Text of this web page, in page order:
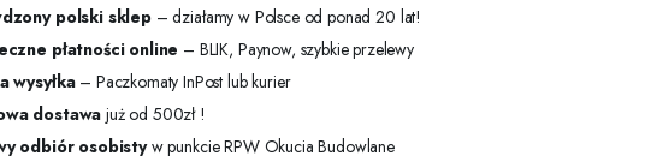
polski sklep – działamy w Polsce od ponad 20 lat!
płatności online – BLIK, Paynow, szybkie przelewy
wysyłka– Paczkomaty InPost lub kurier
dostawa już od 500zł !
odbiór osobistyw punkcie RPW Okucia Budowlane